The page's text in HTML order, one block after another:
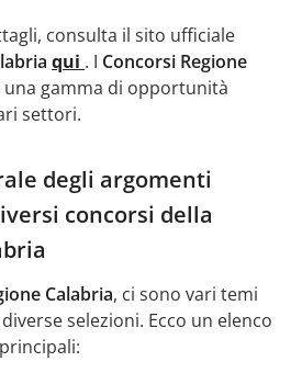
consulta il sito ufficiale
qui . I Concorsi Regione
gamma di opportunità
settori.
degli argomenti
concorsi della
Calabria, ci sono vari temi
selezioni. Ecco un elenco